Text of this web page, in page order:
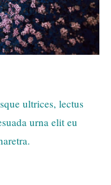
ultrices, lectus
urna elit eu